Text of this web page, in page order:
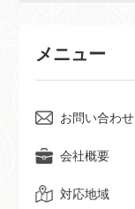
メニュー
お問い合わせ
会社概要
対応地域